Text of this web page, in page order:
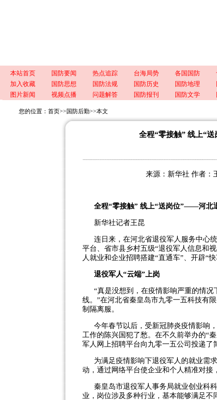
本站首页 国防要闻 热点追踪 台海局势 各国国防
加入收藏
国防思想 国防法规 国防历史 国防地理
图片新闻
视频点播 问题解答 国防报刊 国防文学
您的位置： 首页>> 国防后勤>>本文
全程“零接触” 线上“
来源：新华社 作者：
全程“零接触” 线上“送岗位”——河北
新华社记者王昆
连日来，在河北省退役军人服务中心
平台、省市县乡村五级“退役军人信息和
人就业和企业招聘搭建“直通车”、开辟“
退役军人“云端”上岗
“真是没想到，在疫情影响严重的情
线。”在河北省秦皇岛市九零一五科技有
制隔离服。
今年春节以后，受新冠肺炎疫情影响
工作的陈兴国犯了愁。在不久前举办的“
军人网上招聘平台向九零一五公司投递了
为满足疫情影响下退役军人的就业需
动，通过网络平台使企业和个人精准对
秦皇岛市退役军人事务局就业创业科
业，岗位涉及多种行业，基本能够满足不